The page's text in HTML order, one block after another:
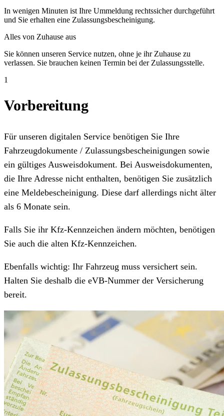
In wenigen Minuten ist Ihre Ummeldung rechtssicher durchgeführt
und Sie erhalten eine Zulassungsbescheinigung.
Alles von Zuhause aus
Sie können unseren Service nutzen, ohne je ihr Zuhause zu
verlassen. Sie brauchen keinen Termin bei der Zulassungsstelle.
1
Vorbereitung
Für unseren digitalen Service benötigen Sie Ihre
Fahrzeugdokumente / Zulassungsbescheinigungen sowie
ein gültiges Ausweisdokument. Bei Ausweisdokumenten,
die Ihre Adresse nicht enthalten, benötigen Sie zusätzlich
eine Meldebescheinigung. Diese darf allerdings nicht älter
als 6 Monate sein.
Falls Sie ihr Kfz-Kennzeichen ändern möchten, benötigen
Sie auch die alten Kfz-Kennzeichen.
Ebenfalls wichtig: Ihr Fahrzeug muss versichert sein.
Halten Sie deshalb die eVB-Nummer der Versicherung
bereit.